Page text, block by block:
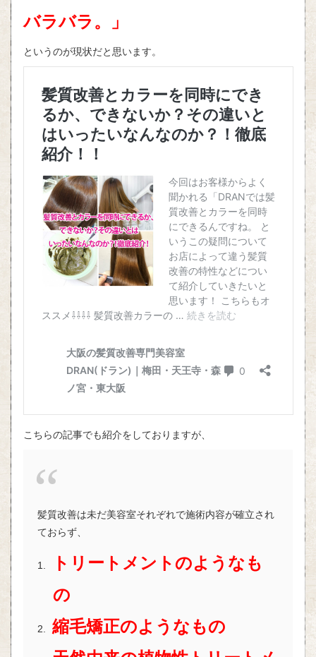
バラバラ。」
というのが現状だと思います。
こちらの記事でも紹介をしておりますが、
髪質改善は未だ美容室それぞれで施術内容が確立され
ておらず、
トリートメントのようなも
の
縮毛矯正のようなもの